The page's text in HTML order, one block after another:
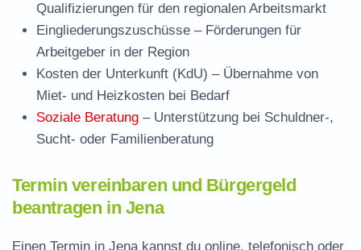
Qualifizierungen für den regionalen Arbeitsmarkt
Eingliederungszuschüsse – Förderungen für
Arbeitgeber in der Region
Kosten der Unterkunft (KdU) – Übernahme von
Miet- und Heizkosten bei Bedarf
Soziale Beratung – Unterstützung bei Schuldner-,
Sucht- oder Familienberatung
Termin vereinbaren und Bürgergeld
beantragen in Jena
Einen Termin in Jena kannst du online, telefonisch oder